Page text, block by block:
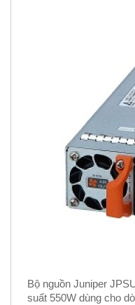
Bộ nguồn Juniper
suất 550W dùng cho